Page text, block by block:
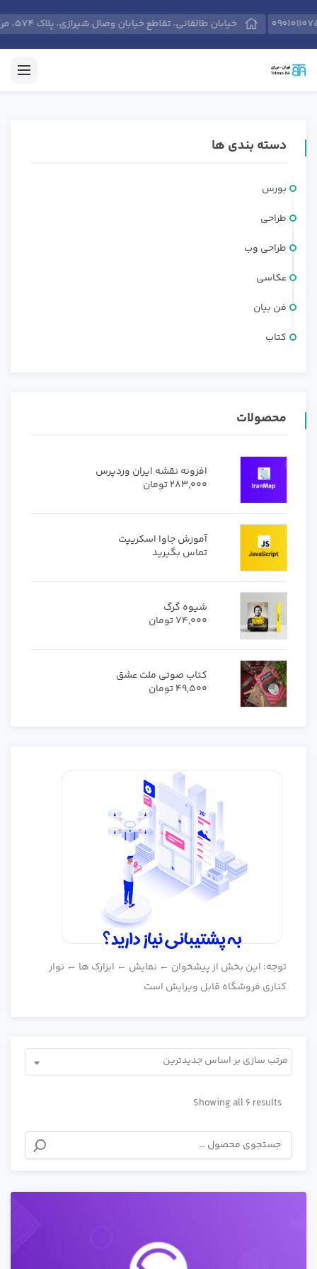
09010110756 خیابان طالقانی، تقاطع خیابان وصال شیرازی، پلاک 574، مرکز آموزش‌های حرفه‌ای مدیران و کارکنان دانشگاه تهران.
دسته بندی ها
بورس
طراحی
طراحی وب
عکاسی
فن بیان
کتاب
محصولات
افزونه نقشه ایران وردپرس
283,000تومان
آموزش جاوا اسکریپت
تماس بگیرید
شیوه گرگ
74,000تومان
کتاب صوتی ملت عشق
49,500تومان
توجه: این بخش از پیشخوان ← نمایش ← ابزارک ها ← نوار
کناری فروشگاه قابل ویرایش است
مرتب سازی بر اساس جدیدترین
Showing all 6 results